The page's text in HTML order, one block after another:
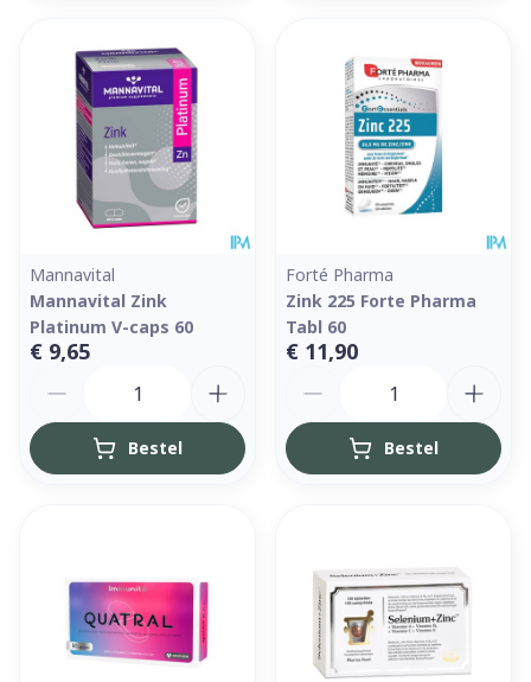
Mannavital
Mannavital Zink
Platinum V-caps 60
€ 9,65
Bestel
Forté Pharma
Zink 225 Forte Pharma
Tabl 60
€ 11,90
Bestel